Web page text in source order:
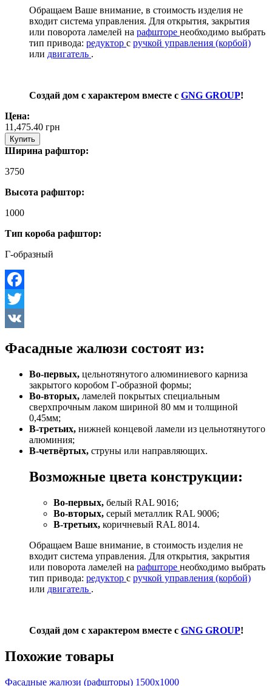
Обращаем Ваше внимание, в стоимость изделия не
входит система управления. Для открытия, закрытия
или поворота ламелей на рафшторе необходимо выбрать
тип привода: редуктор с ручкой управления (корбой)
или двигатель .
Создай дом с характером вместе с GNG GROUP!
Цена:
11,475.40 грн
Купить
Ширина рафштор:
3750
Высота рафштор:
1000
Тип короба рафштор:
Г-образный
Facebook
Twitter
Фасадные жалюзи состоят из:
Во-первых, цельнотянутого алюминиевого карниза
закрытого коробом Г-образной формы;
Во-вторых, ламелей покрытых специальным
сверхпрочным лаком шириной 80 мм и толщиной
0,45мм;
В-третьих, нижней концевой ламели из цельнотянутого
алюминия;
В-четвёртых, струны или направляющих.
Возможные цвета конструкции:
Во-первых, белый RAL 9016;
Во-вторых, серый металлик RAL 9006;
В-третьих, коричневый RAL 8014.
Обращаем Ваше внимание, в стоимость изделия не
входит система управления. Для открытия, закрытия
или поворота ламелей на рафшторе необходимо выбрать
тип привода: редуктор с ручкой управления (корбой)
или двигатель .
Создай дом с характером вместе с GNG GROUP!
Похожие товары
Фасадные жалюзи (рафшторы) 1500х1000